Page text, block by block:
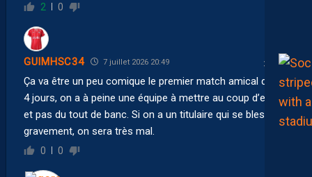
2 0
GUIMHSC34 7 juillet 2026 20:49
Ça va être un peu comique le premier match amical dans
4 jours, on a à peine une équipe à mettre au coup d’envoi
et pas du tout de banc. Si on a un titulaire qui se blesse
gravement, on sera très mal.
0 0